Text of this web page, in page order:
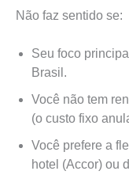
Não faz sentido se:
Seu foco
Brasil.
Você não tem
(o custo fixo
Você prefere a
hotel (Accor) ou